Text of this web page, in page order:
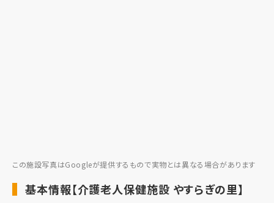
この施設写真はGoogleが提供するもので実物とは異なる場合があります
基本情報【介護老人保健施設 やすらぎの里】